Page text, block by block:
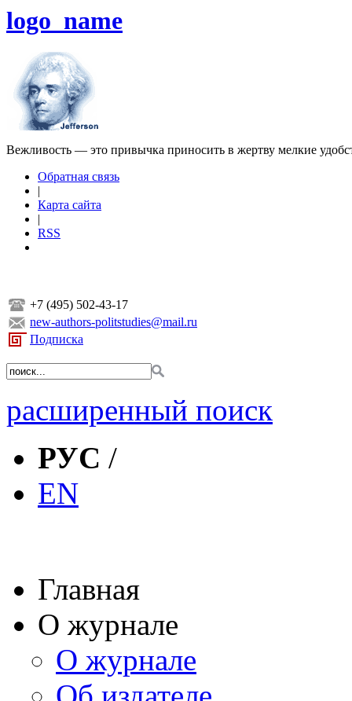
logo_name
Вежливость — это привычка приносить в жертву мелкие
Обратная связь
|
Карта сайта
|
RSS
+7 (495) 502-43-17
new-authors-politstudies@mail.ru
Подписка
расширенный поиск
РУС /
EN
Главная
О журнале
О журнале